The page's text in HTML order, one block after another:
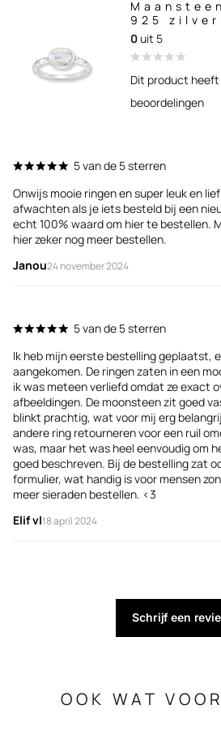
925 zilver
0uit 5
Dit product heeft
beoordelingen
5 van de 5 sterren
Onwijs mooie ringen en super leuk en
afwachten als je iets besteld bij een
echt 100% waard om hier te bestellen.
hier zeker nog meer bestellen.
Janou24 november 2024
5 van de 5 sterren
Ik heb mijn eerste bestelling geplaatst,
aangekomen. De ringen zaten in een
ik was meteen verliefd omdat ze exact
afbeeldingen. De moonsteen zit goed
blinkt prachtig, wat voor mij erg
andere ring retourneren voor een ruil
was, maar het was heel eenvoudig om
goed beschreven. Bij de bestelling zat
formulier, wat handig is voor mensen
meer sieraden bestellen. <3
Elif vl18 april 2024
Schrijf een
OOK WAT